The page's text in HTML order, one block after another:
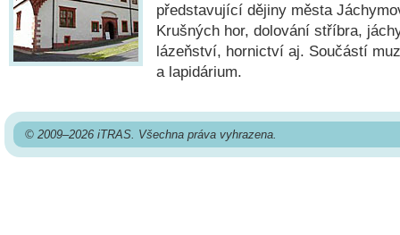
představující dějiny města
Krušných hor, dolování stříbra,
lázeňství, hornictví aj. Součástí
a lapidárium.
© 2009–2026 iTRAS. Všechna práva vyhrazena.